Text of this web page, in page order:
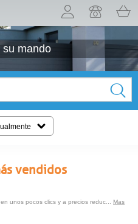
su mando
vendidos
unos pocos clics y a precios reduc... Mas